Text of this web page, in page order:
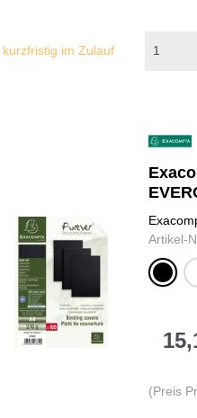
kurzfristig im Zulauf
Artikel-
schwarz
(Preis